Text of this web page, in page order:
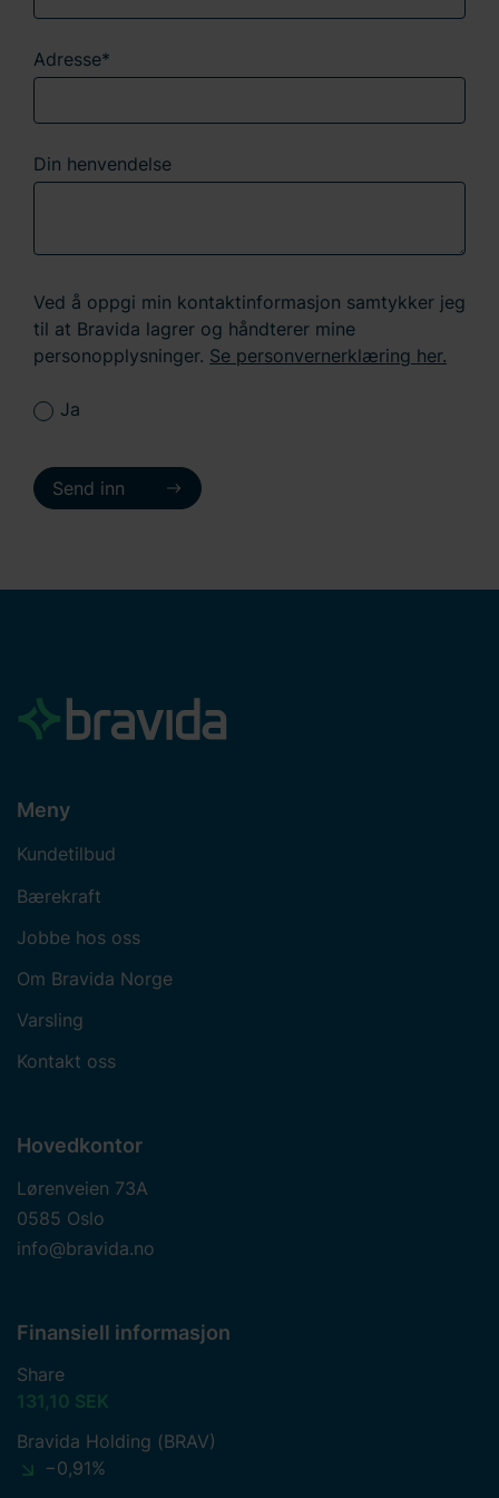
Adresse*
Din henvendelse
Ved å oppgi min kontaktinformasjon samtykker jeg
til at Bravida lagrer og håndterer mine
personopplysninger. Se personvernerklæring her.
Ja
Send inn
Meny
Kundetilbud
Bærekraft
Jobbe hos oss
Om Bravida Norge
Varsling
Kontakt oss
Hovedkontor
Lørenveien 73A
0585 Oslo
info@bravida.no
Finansiell informasjon
Share
131,10 SEK
Bravida Holding (BRAV)
−0,91%